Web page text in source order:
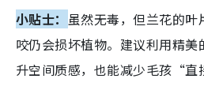
小贴士： 虽然无毒，但兰花的
咬仍会损坏植物。建议利用精
升空间质感，也能减少毛孩“直